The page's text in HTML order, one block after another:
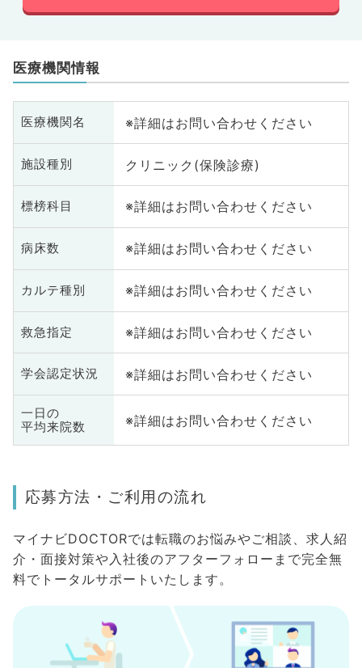
医療機関情報
医療機関名 ※詳細はお問い合わせください
施設種別 クリニック(保険診療)
標榜科目 ※詳細はお問い合わせください
病床数 ※詳細はお問い合わせください
カルテ種別 ※詳細はお問い合わせください
救急指定 ※詳細はお問い合わせください
学会認定状況 ※詳細はお問い合わせください
一日の
平均来院数
※詳細はお問い合わせください
応募方法・ご利用の流れ
マイナビDOCTORでは転職のお悩みやご相談、求人紹
介・面接対策や入社後のアフターフォローまで完全無
料でトータルサポートいたします。